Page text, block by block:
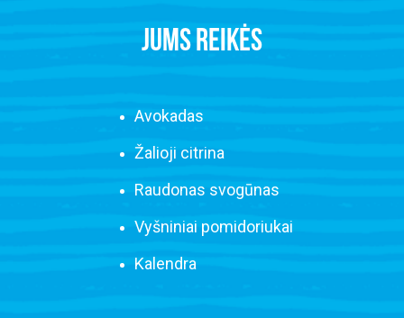
JUMS REIKĖS
Avokadas
Žalioji citrina
Raudonas svogūnas
Vyšniniai pomidoriukai
Kalendra